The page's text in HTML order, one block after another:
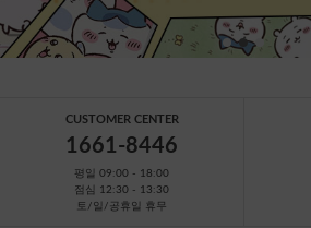
CUSTOMER CENTER
1661-8446
평일 09:00 - 18:00
점심 12:30 - 13:30
토/일/공휴일 휴무